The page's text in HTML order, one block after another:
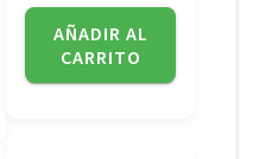
AÑADIR AL
CARRITO